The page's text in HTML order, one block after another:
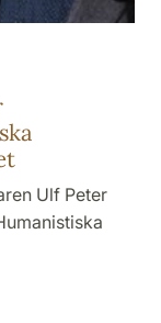
Ulf Peter